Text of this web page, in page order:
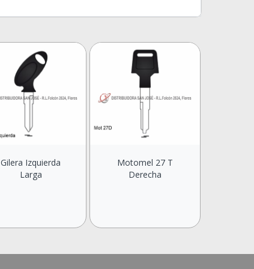
Gilera Izquierda
Larga
Motomel 27 T
Derecha